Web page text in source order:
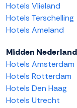
Hotels Vlieland
Hotels Terschelling
Hotels Ameland
Midden Nederland
Hotels Amsterdam
Hotels Rotterdam
Hotels Den Haag
Hotels Utrecht